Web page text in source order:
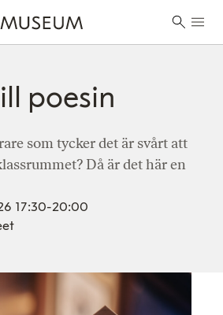
poesin
som tycker det är svårt att
Då är det här en
17:30-20:00